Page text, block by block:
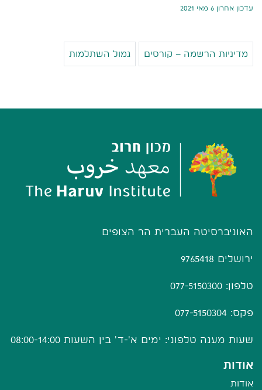
עדכון אחרון 6 מאי 2021
מדיניות הרשמה – קורסים גמול השתלמות
האוניברסיטה העברית הר הצופים
ירושלים 9765418
טלפון: 077-5150300
פקס: 077-5150304
שעות מענה טלפוני: ימים א'-ד' בין השעות 08:00-14:00
אודות
אודות